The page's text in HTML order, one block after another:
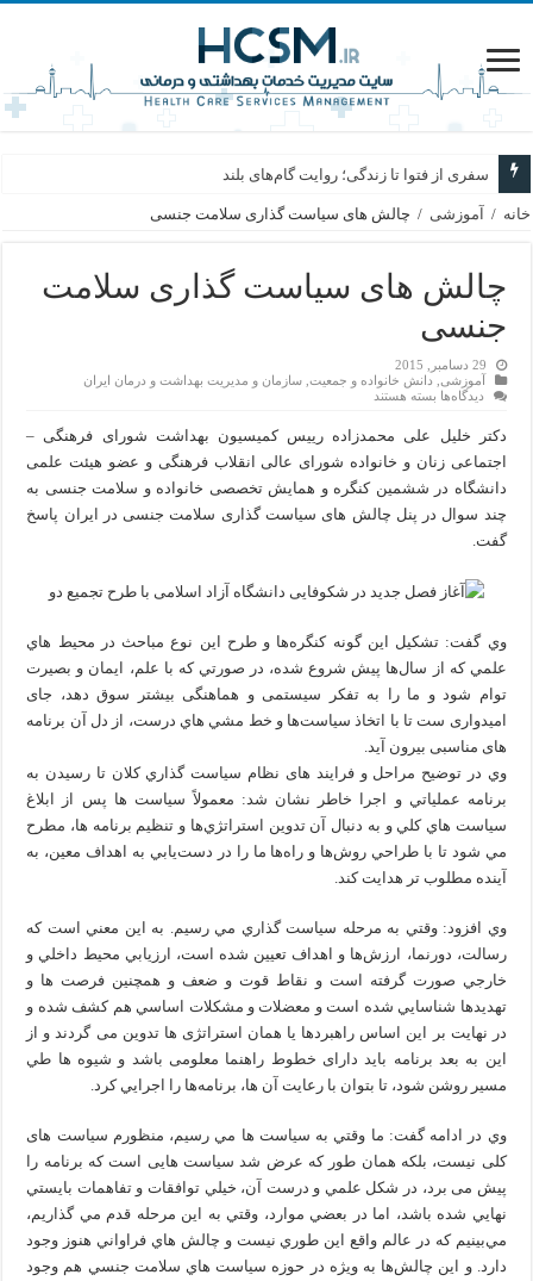
سفری از فتوا تا زندگی؛ روایت گام‌های بلند
خانه / آموزشی / چالش های سیاست گذاری سلامت جنسی
چالش های سیاست گذاری سلامت
جنسی
29 دسامبر, 2015
آموزشی
دانش خانواده و جمعیت ,سازمان و مدیریت بهداشت و درمان ایران
دیدگاه‌ها برای
سیاست
گذاری
سلامت
جنسی
بسته هستند
دکتر خلیل علی محمدزاده رییس کمیسیون بهداشت شورای فرهنگی –
اجتماعی زنان و خانواده شورای عالی انقلاب فرهنگی و عضو هیئت علمی
دانشگاه در ششمین کنگره و همایش تخصصی خانواده و سلامت جنسی به
چند سوال در پنل چالش های سیاست گذاری سلامت جنسی در ایران پاسخ
گفت.
وي گفت: تشكيل اين گونه كنگره‌ها و طرح اين نوع مباحث در محيط‌ هاي
علمي كه از سال‌ها پيش شروع شده، در صورتي كه با علم، ايمان و بصيرت
توام شود و ما را به تفکر سیستمی و هماهنگی بیشتر سوق دهد، جای
امیدواری ست تا با اتخاذ سياست‌ها و خط‌ مشي‌ هاي درست، از دل آن برنامه
های مناسبی بيرون آید.
وي در توضيح مراحل و فرایند های نظام سياست گذاري کلان تا رسيدن به
برنامه عملياتي و اجرا خاطر نشان شد: معمولاً سياست‌ ها پس از ابلاغ
سياست‌ هاي كلي و به دنبال آن تدوين استراتژي‌ها و تنظیم برنامه ها، مطرح
مي‌ شود تا با طراحي روش‌ها و راه‌ها ما را در دست‌يابي به اهداف معين، به
آينده مطلوب‌ تر هدايت كند.
وي افزود: وقتي به مرحله سياست گذاري مي‌ رسيم. به اين معني است كه
رسالت، دورنما، ارزش‌ها و اهداف تعيين شده است، ارزيابي محیط داخلي و
خارجي صورت گرفته است و نقاط قوت و ضعف و همچنین فرصت‌ ها و
تهديدها شناسايي شده است و معضلات و مشكلات اساسي هم کشف شده و
در نهايت بر این اساس راهبردها یا همان استراتژی ها تدوين می گردند و از
این به بعد برنامه باید دارای خطوط راهنما معلومی باشد و شيوه‌ ها طي
مسير روشن شود، تا بتوان با رعايت آن ها، برنامه‌ها را اجرايي كرد.
وي در ادامه گفت: ما وقتي به سياست‌ ها مي‌ رسيم، منظورم سیاست های
کلی نیست، بلکه همان طور که عرض شد سیاست هایی است که برنامه را
پیش می برد، در شكل علمي و درست آن، خيلي توافقات و تفاهمات بايستي
نهايي شده باشد، اما در بعضي موارد، وقتي به اين مرحله قدم مي‌ گذاريم،
مي‌بينيم كه در عالم واقع اين طوري نيست و چالش‌ هاي فراواني هنوز وجود
دارد. و اين چالش‌ها به ويژه در حوزه سياست‌ هاي سلامت جنسي هم وجود